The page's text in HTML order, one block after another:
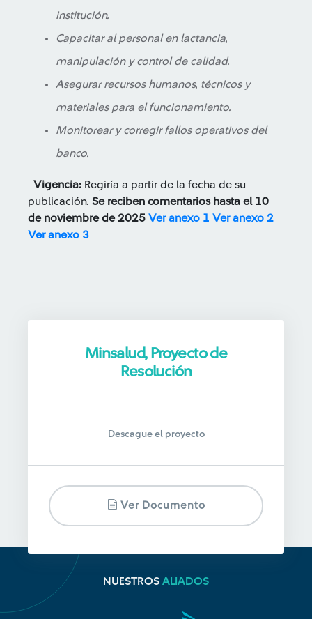
institución.
Capacitar al personal en lactancia,
manipulación y control de calidad.
Asegurar recursos humanos, técnicos y
materiales para el funcionamiento.
Monitorear y corregir fallos operativos del
banco.
Vigencia: Regiría a partir de la fecha de su
publicación. Se reciben comentarios hasta el 10
de noviembre de 2025 Ver anexo 1 Ver anexo 2
Ver anexo 3
Minsalud, Proyecto de
Resolución
Descague el proyecto
Ver Documento
NUESTROS ALIADOS